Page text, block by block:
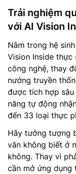
Trải nghiệm
với AI Vision
Nằm trong hệ
Vision Inside
công nghệ, thay
nướng truyền
được tích hợp
năng tự động
đến 33 loại thực
Hãy tưởng tượng
vân không biết ở
không. Thay vì
cần mở ứng dụng